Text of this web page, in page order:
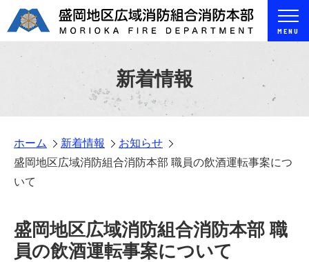
MENU
新着情報
ホーム 新着情報
お知らせ
盛岡地区広域消防組合消防本部 職員の飲酒運転事案につ
いて
盛岡地区広域消防組合消防本部 職
員の飲酒運転事案について